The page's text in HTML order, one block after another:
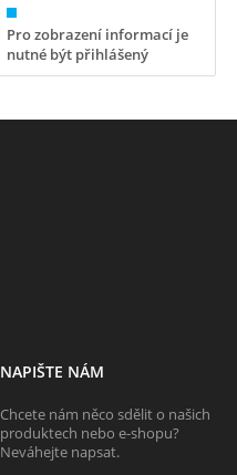
Pro zobrazení informací je
nutné být přihlášený
NAPIŠTE NÁM
Chcete nám něco sdělit o našich
produktech nebo e-shopu?
Neváhejte napsat.